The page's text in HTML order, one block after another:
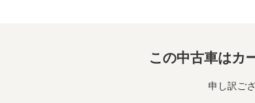
この中古車はカ
申し訳ご